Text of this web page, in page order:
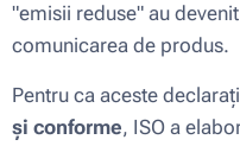
"emisii reduse" au
comunicarea de produs.
Pentru ca aceste
și conforme, ISO a